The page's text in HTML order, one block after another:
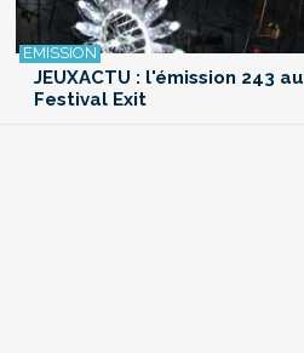
JEUXACTU : l'émission 243 au
Festival Exit